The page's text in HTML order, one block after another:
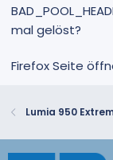
mal gelöst?
Firefox Seite
Lumia 950